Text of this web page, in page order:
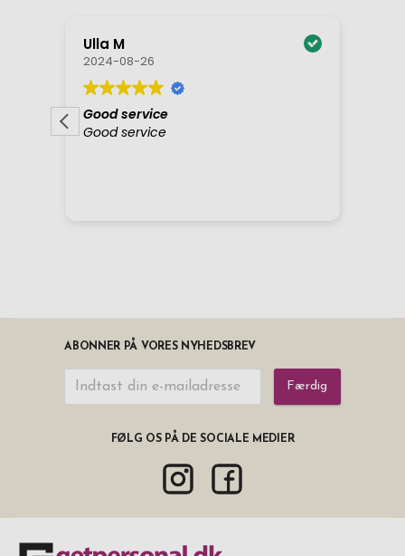
ABONNER PÅ VORES NYHEDSBREV
Færdig
FØLG OS PÅ DE SOCIALE MEDIER